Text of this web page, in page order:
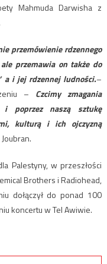
Mahmuda Darwisha z
przemówienie rdzennego
przemawia on także do
a i jej rdzennej ludności.–
– Czcimy zmagania
poprzez naszą sztukę
kulturą i ich ojczyzną
Palestyny, w przeszłości
Brothers i Radiohead,
dołączył do ponad 100
koncertu w Tel Awiwie.